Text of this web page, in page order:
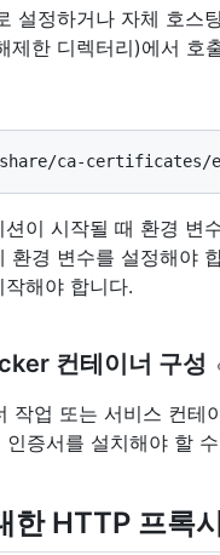
설정하거나 자체 호스
제한 디렉터리)에서 호
이 시작될 때 환경 변
환경 변수를 설정해야
해야 합니다.
컨테이너 구성
작업 또는 서비스 컨테
증서를 설치해야 할
HTTP 프록